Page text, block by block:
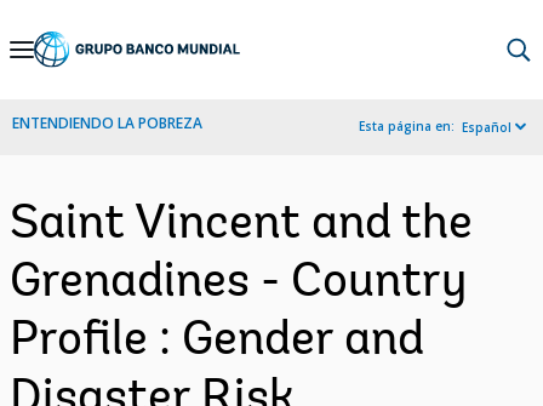
Skip
Navigation
ENTENDIENDO LA POBREZA Esta página en: Español
Saint Vincent and the
Grenadines - Country
Profile : Gender and